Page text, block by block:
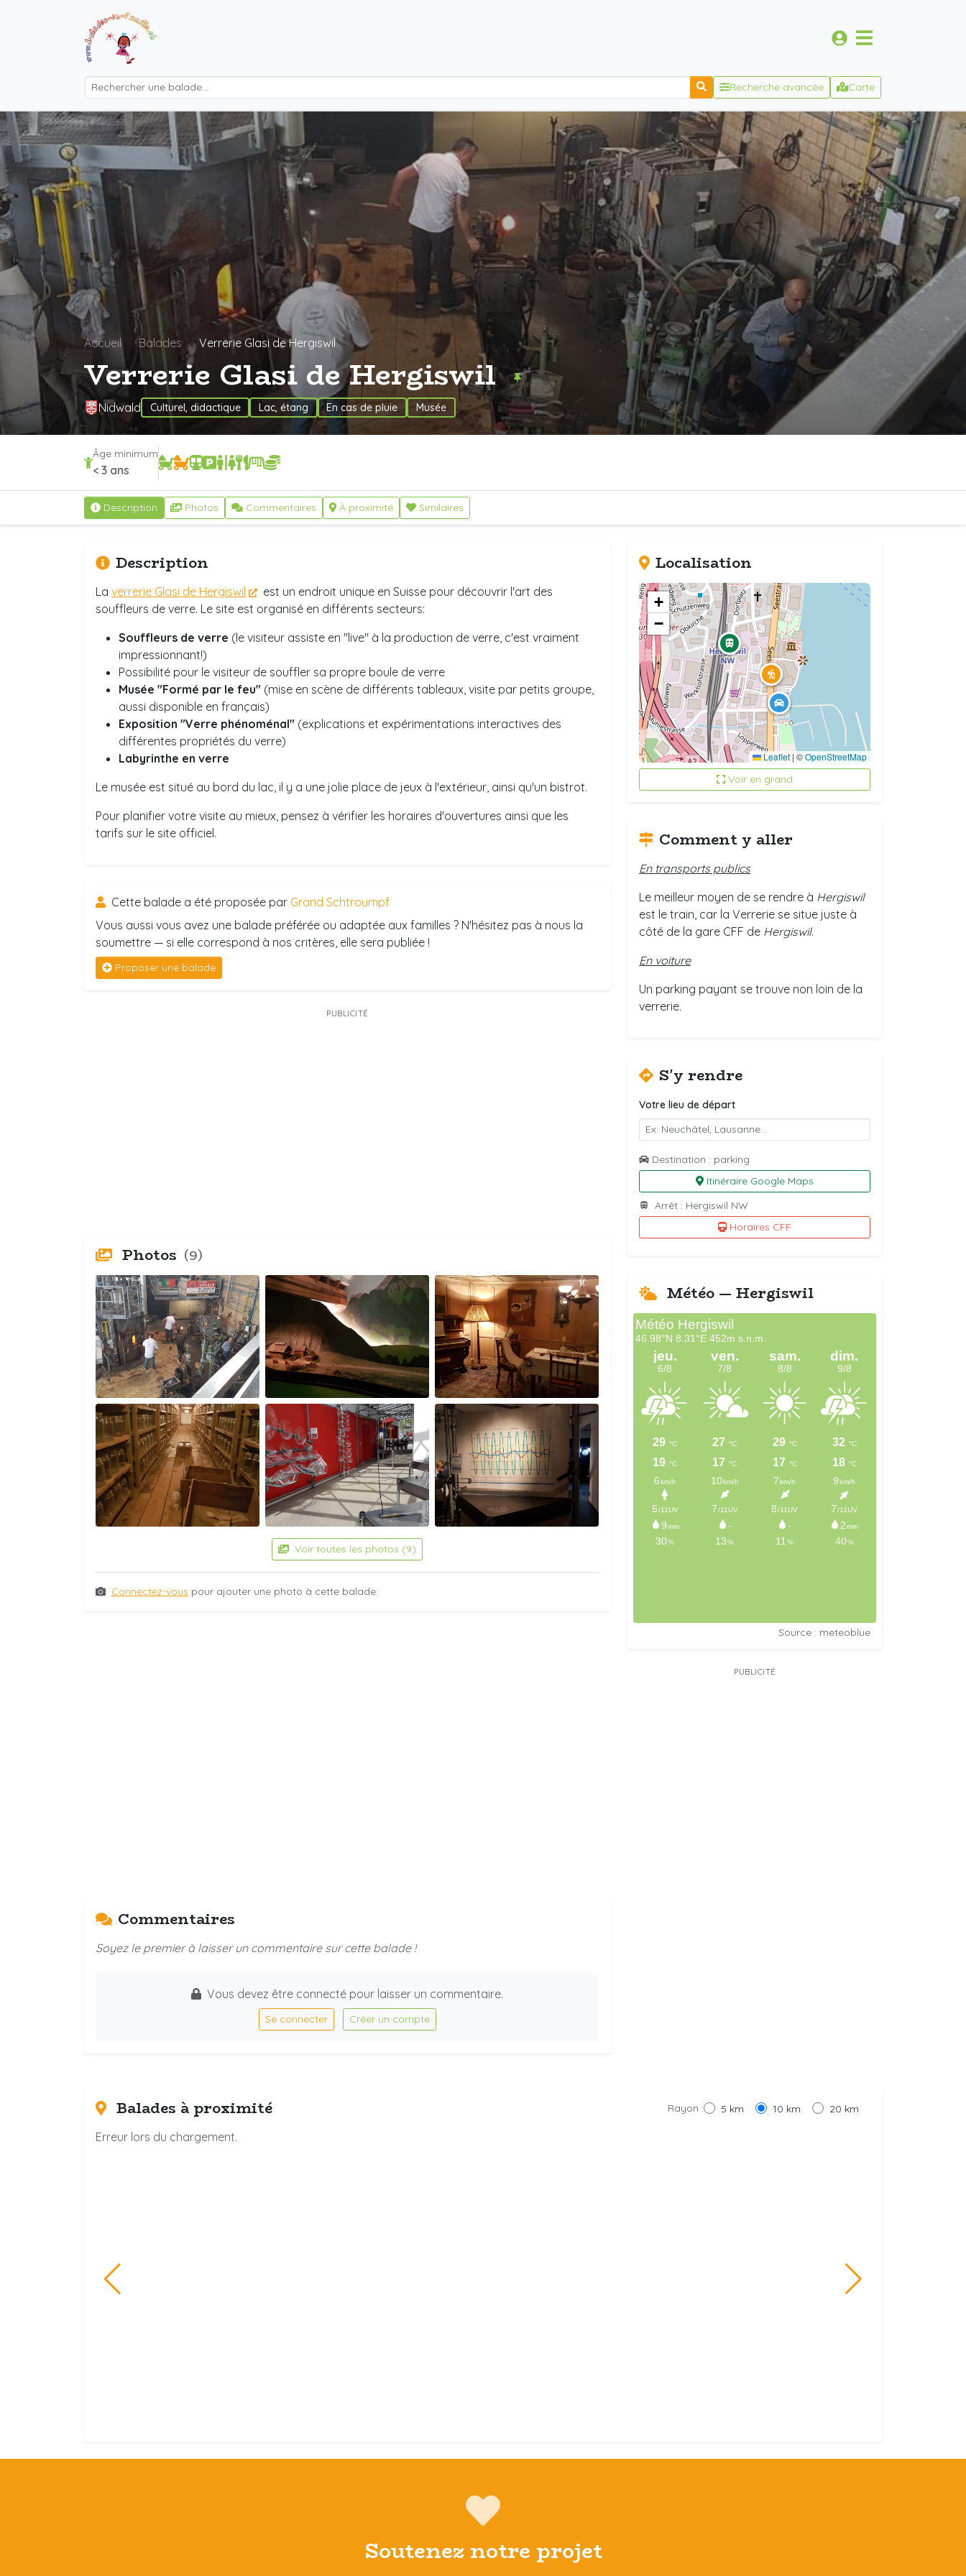
Recherche avancée Carte
Accueil Balades Verrerie Glasi de Hergiswil
Verrerie Glasi de Hergiswil
Nidwald Culturel, didactique Lac, étang En cas de pluie Musée
Âge minimum
< 3 ans
Description Photos Commentaires À proximité Similaires
Description
La verrerie Glasi de Hergiswil
est un endroit unique en Suisse pour découvrir l'art des
souffleurs de verre. Le site est organisé en différents secteurs:
Souffleurs de verre (le visiteur assiste en "live" à la production de verre, c'est vraiment
impressionnant!)
Possibilité pour le visiteur de souffler sa propre boule de verre
Musée "Formé par le feu" (mise en scène de différents tableaux, visite par petits groupe,
aussi disponible en français)
Exposition "Verre phénoménal" (explications et expérimentations interactives des
différentes propriétés du verre)
Labyrinthe en verre
Le musée est situé au bord du lac, il y a une jolie place de jeux à l'extérieur, ainsi qu'un bistrot.
Pour planifier votre visite au mieux, pensez à vérifier les horaires d'ouvertures ainsi que les
tarifs sur le site officiel.
Cette balade a été proposée par Grand Schtroumpf
Vous aussi vous avez une balade préférée ou adaptée aux familles ? N'hésitez pas à nous la
soumettre — si elle correspond à nos critères, elle sera publiée !
Proposer une balade
PUBLICITÉ
Photos (9)
Voir toutes les photos (9)
Connectez-vous pour ajouter une photo à cette balade.
Localisation
+
−
Leaflet| ©OpenStreetMap
Voir en grand
Comment y aller
En transports publics
Le meilleur moyen de se rendre à Hergiswil
est le train, car la Verrerie se situe juste à
côté de la gare CFF de Hergiswil.
En voiture
Un parking payant se trouve non loin de la
verrerie.
S'y rendre
Votre lieu de départ
Destination : parking
Itinéraire Google Maps
Arrêt : Hergiswil NW
Horaires CFF
Météo — Hergiswil
Source : meteoblue
PUBLICITÉ
Commentaires
Soyez le premier à laisser un commentaire sur cette balade !
Vous devez être connecté pour laisser un commentaire.
Se connecter Créer un compte
Balades à proximité Rayon : 5 km 10 km 20 km
Erreur lors du chargement.
Soutenez notre projet